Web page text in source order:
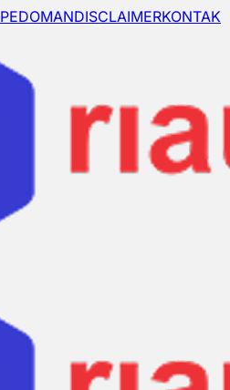
PEDOMANDISCLAIMERKONTAK